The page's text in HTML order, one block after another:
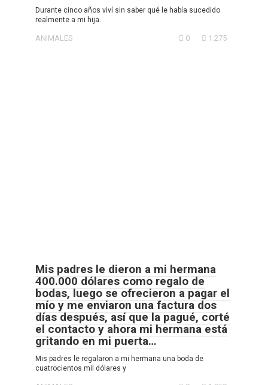
Durante cinco años viví sin saber qué le había sucedido
realmente a mi hija.
ANIMALES 0 1.275
Mis padres le dieron a mi hermana
400.000 dólares como regalo de
bodas, luego se ofrecieron a pagar el
mío y me enviaron una factura dos
días después, así que la pagué, corté
el contacto y ahora mi hermana está
gritando en mi puerta…
Mis padres le regalaron a mi hermana una boda de
cuatrocientos mil dólares y